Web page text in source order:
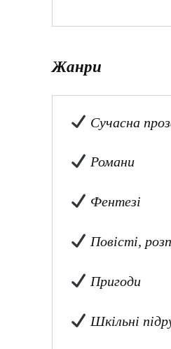
Жанри
Сучасна
Романи
Фентезі
Повісті,
Пригоди
Шкільні